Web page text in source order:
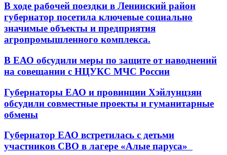
В ходе рабочей поездки в Ленинский район
губернатор посетила ключевые социально
значимые объекты и предприятия
агропромышленного комплекса.
В ЕАО обсудили меры по защите от наводнений
на совещании с НЦУКС МЧС России
Губернаторы ЕАО и провинции Хэйлунцзян
обсудили совместные проекты и гуманитарные
обмены
Губернатор ЕАО встретилась с детьми
участников СВО в лагере «Алые паруса»